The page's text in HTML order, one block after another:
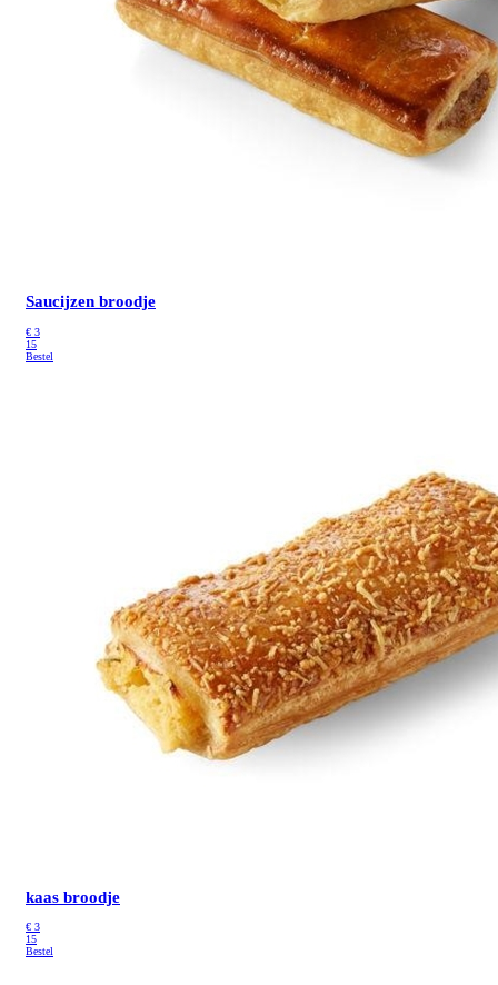
Saucijzen broodje
€ 3
15
Bestel
kaas broodje
€ 3
15
Bestel